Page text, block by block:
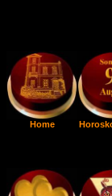
Home